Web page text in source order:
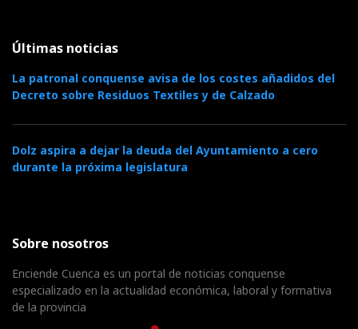
Últimas noticias
La patronal conquense avisa de los costes añadidos del
Decreto sobre Residuos Textiles y de Calzado
Dolz aspira a dejar la deuda del Ayuntamiento a cero
durante la próxima legislatura
Sobre nosotros
Enciende Cuenca es un portal de noticias conquense
especializado en la actualidad económica, laboral y formativa
de la provincia